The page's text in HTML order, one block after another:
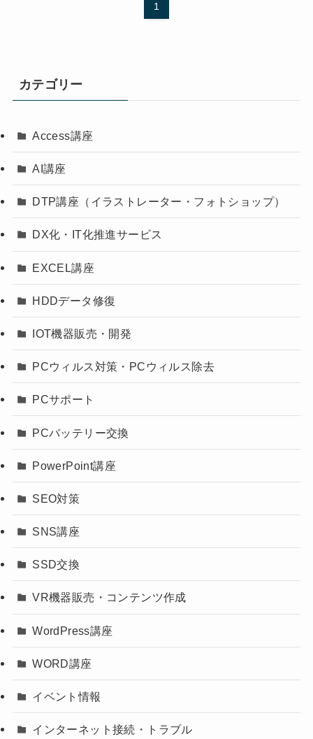
1
カテゴリー
Access講座
AI講座
DTP講座（イラストレーター・フォトショップ）
DX化・IT化推進サービス
EXCEL講座
HDDデータ修復
IOT機器販売・開発
PCウィルス対策・PCウィルス除去
PCサポート
PCバッテリー交換
PowerPoint講座
SEO対策
SNS講座
SSD交換
VR機器販売・コンテンツ作成
WordPress講座
WORD講座
イベント情報
インターネット接続・トラブル